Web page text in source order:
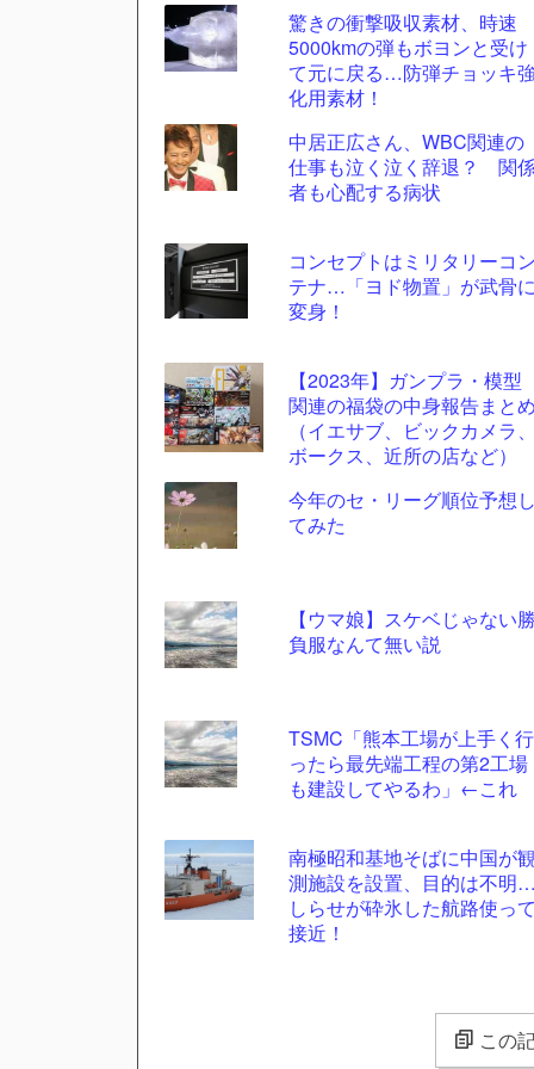
驚きの衝撃吸収素材、時速
5000kmの弾もボヨンと受け
て元に戻る…防弾チョッキ強
化用素材！
中居正広さん、WBC関連の
仕事も泣く泣く辞退？ 関
者も心配する病状
コンセプトはミリタリーコン
テナ…「ヨド物置」が武骨に
変身！
【2023年】ガンプラ・模型
関連の福袋の中身報告まとめ
（イエサブ、ビックカメラ、
ボークス、近所の店など）
今年のセ・リーグ順位予想し
てみた
【ウマ娘】スケベじゃない勝
負服なんて無い説
TSMC「熊本工場が上手く行
ったら最先端工程の第2工場
も建設してやるわ」←これ
南極昭和基地そばに中国が
測施設を設置、目的は不明…
しらせが砕氷した航路使って
接近！
更新
ツー
この